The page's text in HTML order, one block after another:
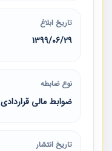
تاریخ ابلاغ
1399/06/29
نوع ضابطه
ضوابط مالی قراردادی
تاریخ انتشار